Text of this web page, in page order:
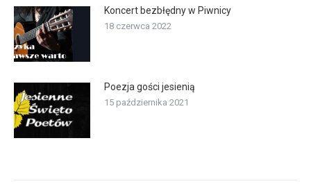
Koncert bezbłędny w Piwnicy
18 czerwca 2022
Poezja gości jesienią
15 października 2021